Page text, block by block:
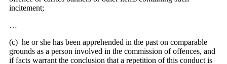
incitement;
…
(c) he or she has been apprehended in the past on comparable
grounds as a person involved in the commission of offences, and
if facts warrant the conclusion that a repetition of this conduct is